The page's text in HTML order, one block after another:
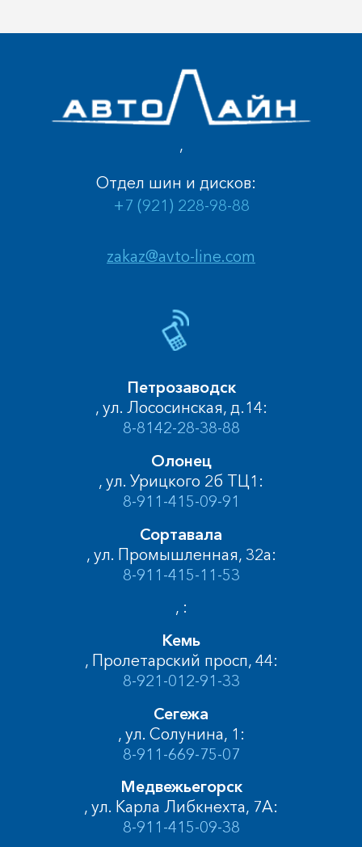
,
zakaz@avto-line.com
Отдел шин и дисков:
+7 (921) 228-98-88
Петрозаводск
, ул. Лососинская, д.14:
8-8142-28-38-88
Олонец
, ул. Урицкого 2б ТЦ1:
8-911-415-09-91
Сортавала
, ул. Промышленная, 32а:
8-911-415-11-53
, :
Кемь
, Пролетарский просп, 44:
8-921-012-91-33
Сегежа
, ул. Солунина, 1:
8-911-669-75-07
Медвежьегорск
, ул. Карла Либкнехта, 7А:
8-911-415-09-38